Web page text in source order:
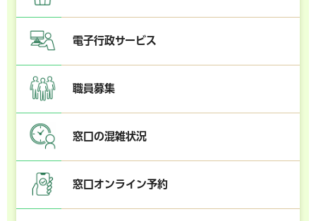
電子行政サービス
職員募集
窓口の混雑状況
窓口オンライン予約